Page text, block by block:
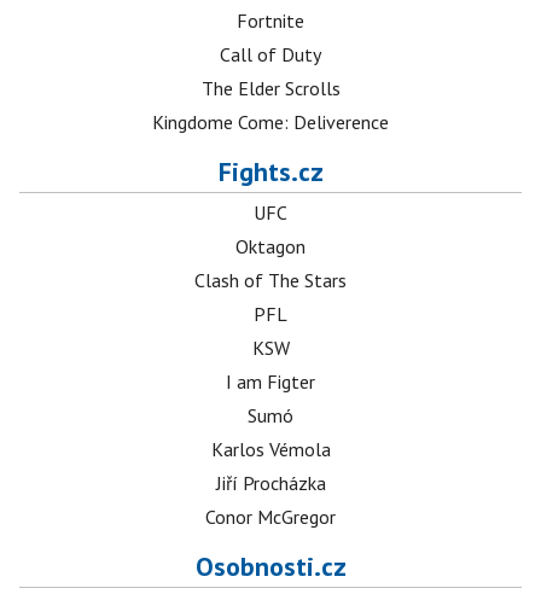
Fortnite
Call of Duty
The Elder Scrolls
Kingdome Come: Deliverence
Fights.cz
UFC
Oktagon
Clash of The Stars
PFL
KSW
I am Figter
Sumó
Karlos Vémola
Jiří Procházka
Conor McGregor
Osobnosti.cz